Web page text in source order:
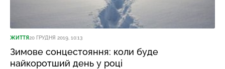
ЖИТТЯ20 ГРУДНЯ 2019, 10:13
Зимове сонцестояння: коли буде
найкоротший день у році